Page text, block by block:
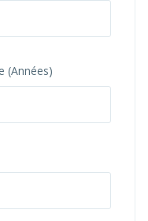
(Années)